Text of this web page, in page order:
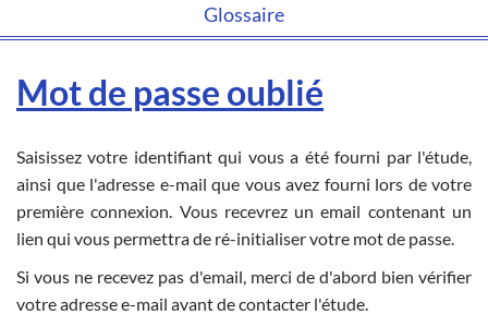
Glossaire
Mot de passe oublié
Saisissez votre identifiant qui vous a été fourni par l'étude,
ainsi que l'adresse e-mail que vous avez fourni lors de votre
première connexion. Vous recevrez un email contenant un
lien qui vous permettra de ré-initialiser votre mot de passe.
Si vous ne recevez pas d'email, merci de d'abord bien vérifier
votre adresse e-mail avant de contacter l'étude.